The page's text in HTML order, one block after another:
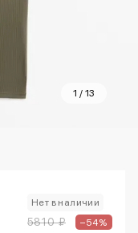
1 / 13
Нет в наличии
5810 ₽ –54%